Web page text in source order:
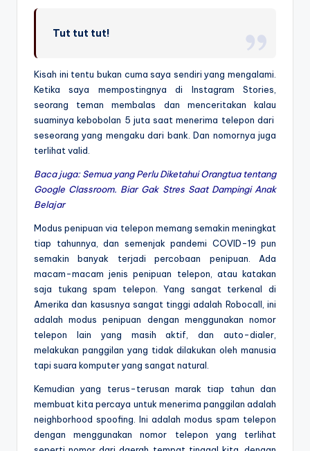
Tut tut tut!
Kisah ini tentu bukan cuma saya sendiri yang mengalami.
Ketika saya mempostingnya di Instagram Stories,
seorang teman membalas dan menceritakan kalau
suaminya kebobolan 5 juta saat menerima telepon dari
seseorang yang mengaku dari bank. Dan nomornya juga
terlihat valid.
Baca juga:Semua yang Perlu Diketahui Orangtua tentang
Google Classroom. Biar Gak Stres Saat Dampingi Anak
Belajar
Modus penipuan via telepon memang semakin meningkat
tiap tahunnya, dan semenjak pandemi COVID-19 pun
semakin banyak terjadi percobaan penipuan. Ada
macam-macam jenis penipuan telepon, atau katakan
saja tukang spam telepon. Yang sangat terkenal di
Amerika dan kasusnya sangat tinggi adalah Robocall, ini
adalah modus penipuan dengan menggunakan nomor
telepon lain yang masih aktif, dan auto-dialer,
melakukan panggilan yang tidak dilakukan oleh manusia
tapi suara komputer yang sangat natural.
Kemudian yang terus-terusan marak tiap tahun dan
membuat kita percaya untuk menerima panggilan adalah
neighborhood spoofing. Ini adalah modus spam telepon
dengan menggunakan nomor telepon yang terlihat